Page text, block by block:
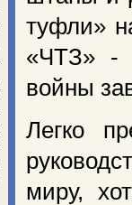
туфли»
«ЧТЗ» -
войны
Легко
миру,